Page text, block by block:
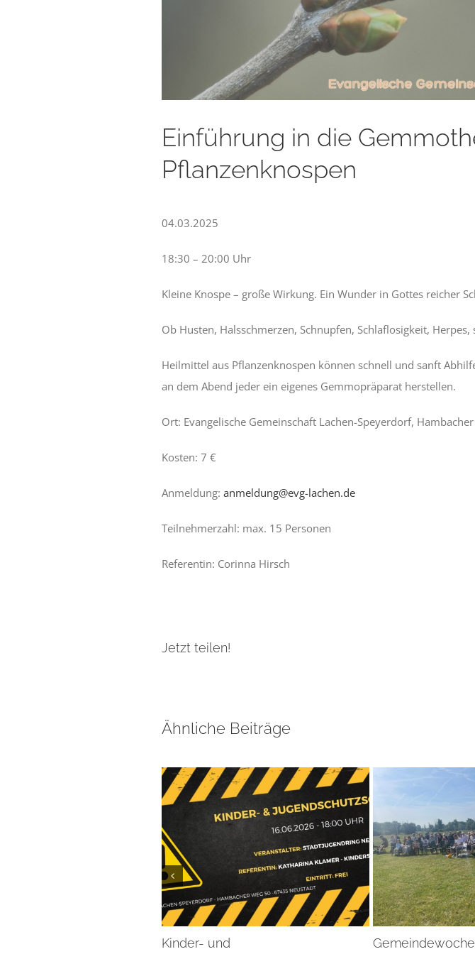
Einführung in die
Pflanzenknospen
04.03.2025
18:30 – 20:00 Uhr
Kleine Knospe – große Wirkung. Ein Wunder in Gottes reicher
Ob Husten, Halsschmerzen, Schnupfen, Schlaflosigkeit,
Heilmittel aus Pflanzenknospen können schnell und sanft
an dem Abend jeder ein eigenes Gemmopräparat herstellen.
Ort: Evangelische Gemeinschaft Lachen-Speyerdorf,
Kosten: 7 €
Anmeldung:anmeldung@evg-lachen.de
Teilnehmerzahl: max. 15 Personen
Referentin: Corinna Hirsch
Jetzt teilen!
Ähnliche Beiträge
Kinder- und